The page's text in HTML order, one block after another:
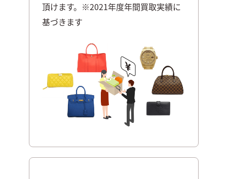
頂けます。※2021年度年間買取実績に
基づきます